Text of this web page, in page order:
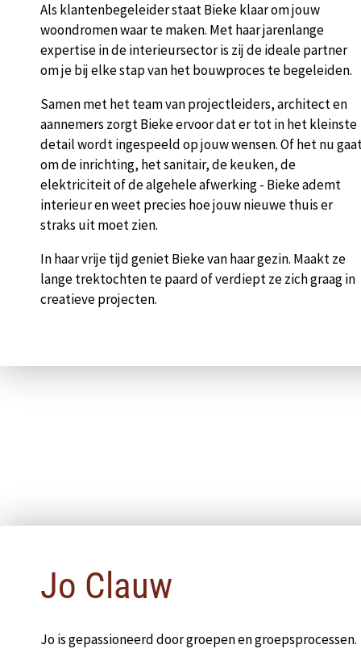
Als klantenbegeleider staat Bieke klaar om jouw
woondromen waar te maken. Met haar jarenlange
expertise in de interieursector is zij de ideale partner
om je bij elke stap van het bouwproces te begeleiden.
Samen met het team van projectleiders, architect en
aannemers zorgt Bieke ervoor dat er tot in het kleinste
detail wordt ingespeeld op jouw wensen. Of het nu
om de inrichting, het sanitair, de keuken, de
elektriciteit of de algehele afwerking - Bieke ademt
interieur en weet precies hoe jouw nieuwe thuis er
straks uit moet zien.
In haar vrije tijd geniet Bieke van haar gezin. Maakt ze
lange trektochten te paard of verdiept ze zich graag in
creatieve projecten.
Jo Clauw
Jo is gepassioneerd door groepen en groepsprocessen.